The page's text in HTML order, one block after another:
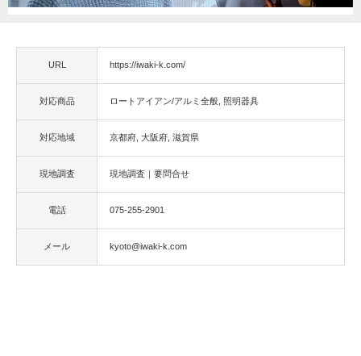
URL https://iwaki-k.com/
対応商品 ロートアイアン/アルミ全般 照明器具
対応地域 京都府 大阪府 滋賀県
現地調査 現地調査｜要問合せ
電話 075-255-2901
メール kyoto@iwaki-k.com